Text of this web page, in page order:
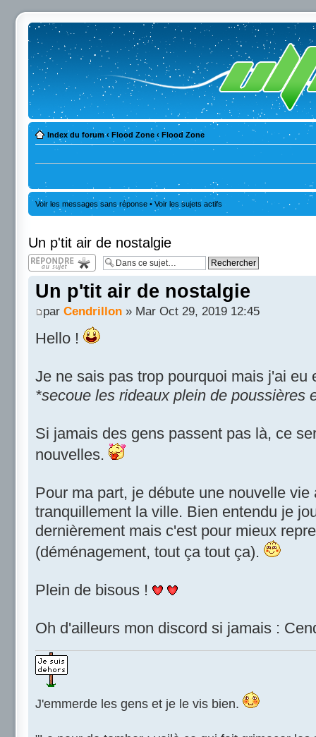
Index du forum ‹ Flood Zone ‹ Flood Zone
Voir les messages sans réponse • Voir les sujets actifs
Un p'tit air de nostalgie
Répondre
Un p'tit air de nostalgie
par Cendrillon » Mar Oct 29, 2019 12:45
Hello !
Je ne sais pas trop pourquoi mais j'ai eu
*secoue les rideaux plein de poussières
Si jamais des gens passent pas là, ce
nouvelles.
Pour ma part, je débute une nouvelle vie
tranquillement la ville. Bien entendu je
dernièrement mais c'est pour mieux
(déménagement, tout ça tout ça).
Plein de bisous !
Oh d'ailleurs mon discord si jamais :
J'emmerde les gens et je le vis bien.